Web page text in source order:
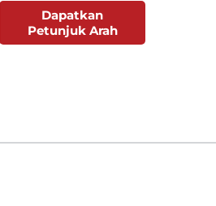
Dapatkan
Petunjuk Arah